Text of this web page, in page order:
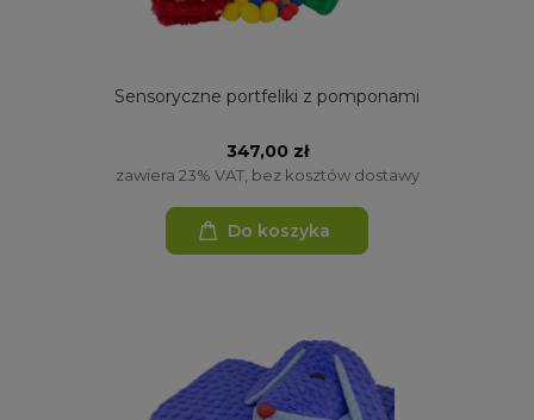
Sensoryczne portfeliki z pomponami
347,00 zł
zawiera 23% VAT, bez kosztów dostawy
Do koszyka